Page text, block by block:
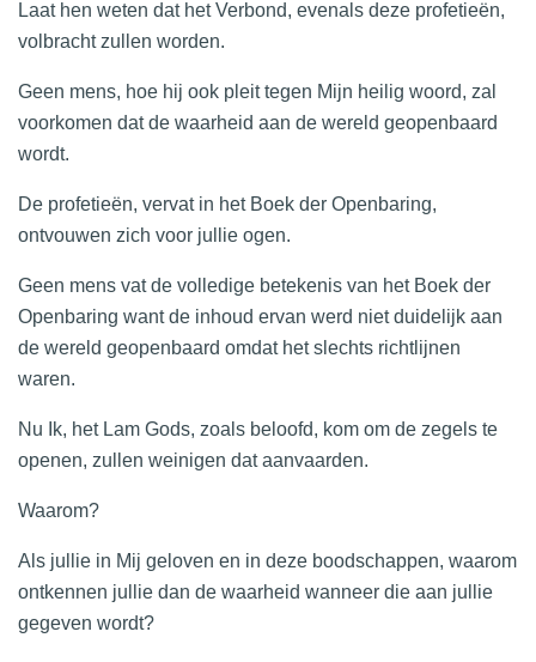
Laat hen weten dat het Verbond, evenals deze profetieën,
volbracht zullen worden.
Geen mens, hoe hij ook pleit tegen Mijn heilig woord, zal
voorkomen dat de waarheid aan de wereld geopenbaard
wordt.
De profetieën, vervat in het Boek der Openbaring,
ontvouwen zich voor jullie ogen.
Geen mens vat de volledige betekenis van het Boek der
Openbaring want de inhoud ervan werd niet duidelijk aan
de wereld geopenbaard omdat het slechts richtlijnen
waren.
Nu Ik, het Lam Gods, zoals beloofd, kom om de zegels te
openen, zullen weinigen dat aanvaarden.
Waarom?
Als jullie in Mij geloven en in deze boodschappen, waarom
ontkennen jullie dan de waarheid wanneer die aan jullie
gegeven wordt?